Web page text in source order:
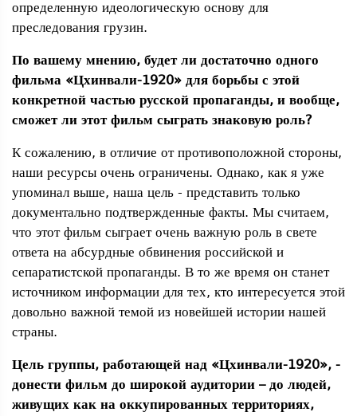
определенную идеологическую основу для
преследования грузин.
По вашему мнению, будет ли достаточно одного
фильма «Цхинвали-1920» для борьбы с этой
конкретной частью русской пропаганды, и вообще,
сможет ли этот фильм сыграть знаковую роль?
К сожалению, в отличие от противоположной стороны,
наши ресурсы очень ограничены. Однако, как я уже
упоминал выше, наша цель - представить только
документально подтвержденные факты. Мы считаем,
что этот фильм сыграет очень важную роль в свете
ответа на абсурдные обвинения российской и
сепаратистской пропаганды. В то же время он станет
источником информации для тех, кто интересуется этой
довольно важной темой из новейшей истории нашей
страны.
Цель группы, работающей над «Цхинвали-1920», -
донести фильм до широкой аудитории – до людей,
живущих как на оккупированных территориях,